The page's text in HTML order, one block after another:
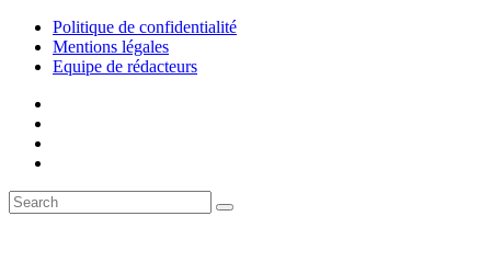
Politique de confidentialité
Mentions légales
Equipe de rédacteurs